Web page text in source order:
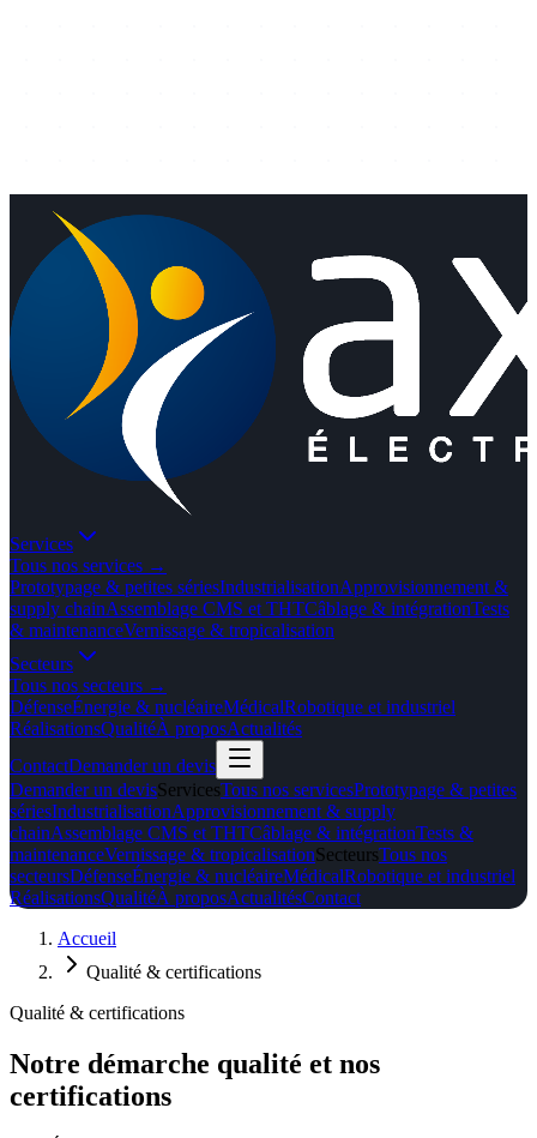
Services
Tous nos services →
Prototypage & petites sériesIndustrialisationApprovisionnement &
supply chainAssemblage CMS et THTCâblage & intégrationTests
& maintenanceVernissage & tropicalisation
Secteurs
Tous nos secteurs →
DéfenseÉnergie & nucléaireMédicalRobotique et industriel
RéalisationsQualitéÀ proposActualités
ContactDemander un devis
Demander un devisServicesTous nos servicesPrototypage & petites
sériesIndustrialisationApprovisionnement & supply
chainAssemblage CMS et THTCâblage & intégrationTests &
maintenanceVernissage & tropicalisationSecteursTous nos
secteursDéfenseÉnergie & nucléaireMédicalRobotique et industriel
RéalisationsQualitéÀ proposActualitésContact
Accueil
Qualité & certifications
Qualité & certifications
Notre démarche qualité et nos
certifications